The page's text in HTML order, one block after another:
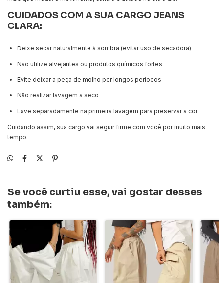
CUIDADOS COM A SUA CARGO JEANS
CLARA:
Deixe secar naturalmente à sombra (evitar uso de secadora)
Não utilize alvejantes ou produtos químicos fortes
Evite deixar a peça de molho por longos períodos
Não realizar lavagem a seco
Lave separadamente na primeira lavagem para preservar a cor
Cuidando assim, sua cargo vai seguir firme com você por muito mais
tempo.
Se você curtiu esse, vai gostar desses
também: